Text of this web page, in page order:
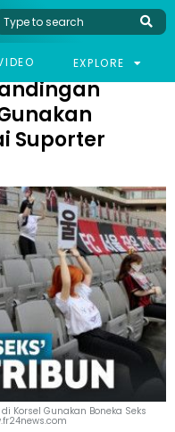
EXPLORE
SEPAK BOLA DI KORSEL
Suporter
Korsel Gunakan Boneka Seks